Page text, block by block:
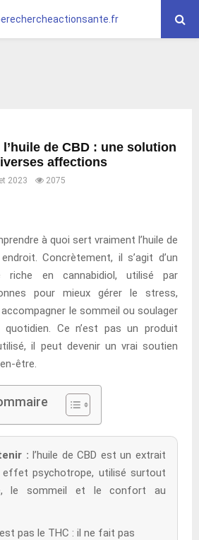
de CBD : une solution
affections
2023 2075
à quoi sert vraiment l’huile de
Concrètement, il s’agit d’un
riche en cannabidiol, utilisé par
pour mieux gérer le stress,
le sommeil ou soulager
Ce n’est pas un produit
il peut devenir un vrai soutien
être.
: l’huile de CBD est un extrait
effet psychotrope, utilisé surtout
le sommeil et le confort au
pas le THC : il ne fait pas